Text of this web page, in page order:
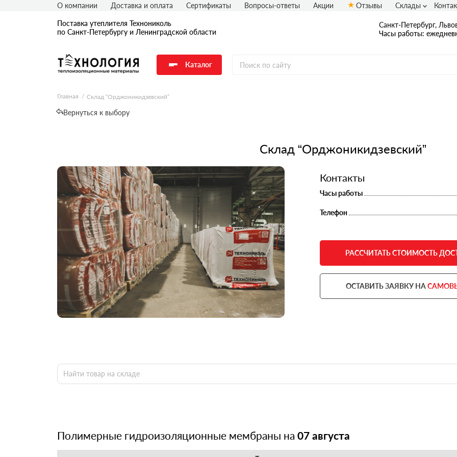
Поставка утеплителя Технониколь
по Санкт-Петербургу и Ленинградской области
Санкт-Петербург,
Часы работы:
Каталог
О компании Доставка и оплата Сертификаты Вопросы-ответы Акции Отзывы Склады
Главная Склад “Орджоникидзевский”
Вернуться к выбору
Склад “Орджоникидзевский”
Контакты
Часы работы
Телефон
РАССЧИТАТЬ СТОИМОСТЬ
ОСТАВИТЬ ЗАЯВКУ НА
Полимерные гидроизоляционные мембраны на 07 августа